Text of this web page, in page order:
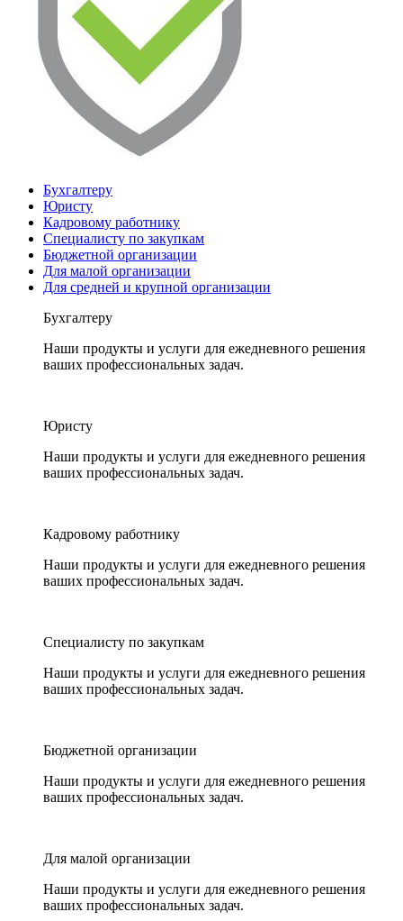
Бухгалтеру
Юристу
Кадровому работнику
Специалисту по закупкам
Бюджетной организации
Для малой организации
Для средней и крупной организации
Бухгалтеру
Наши продукты и услуги для ежедневного решения
ваших профессиональных задач.
Юристу
Наши продукты и услуги для ежедневного решения
ваших профессиональных задач.
Кадровому работнику
Наши продукты и услуги для ежедневного решения
ваших профессиональных задач.
Специалисту по закупкам
Наши продукты и услуги для ежедневного решения
ваших профессиональных задач.
Бюджетной организации
Наши продукты и услуги для ежедневного решения
ваших профессиональных задач.
Для малой организации
Наши продукты и услуги для ежедневного решения
ваших профессиональных задач.